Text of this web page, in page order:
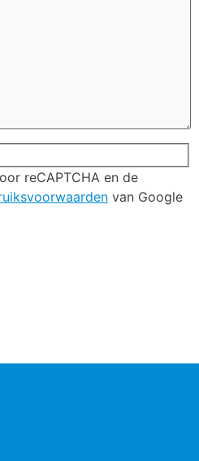
reCAPTCHA en de
van Google